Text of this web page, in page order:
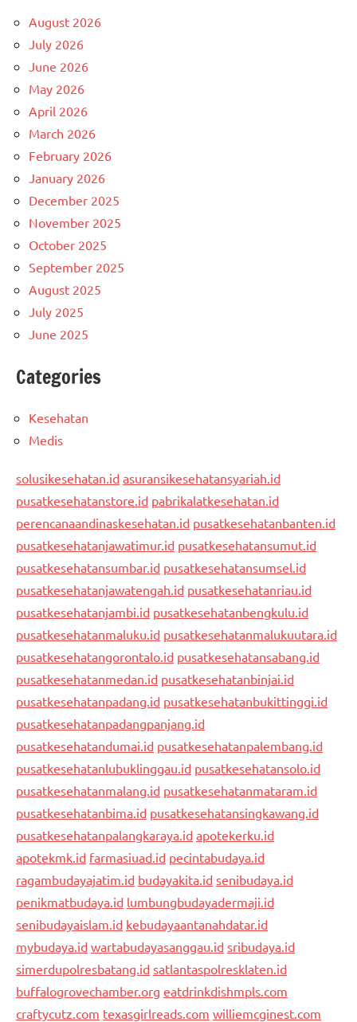
August 2026
July 2026
June 2026
May 2026
April 2026
March 2026
February 2026
January 2026
December 2025
November 2025
October 2025
September 2025
August 2025
July 2025
June 2025
Categories
Kesehatan
Medis
solusikesehatan.id asuransikesehatansyariah.id
pusatkesehatanstore.id pabrikalatkesehatan.id
perencanaandinaskesehatan.id pusatkesehatanbanten.id
pusatkesehatanjawatimur.id pusatkesehatansumut.id
pusatkesehatansumbar.id pusatkesehatansumsel.id
pusatkesehatanjawatengah.id pusatkesehatanriau.id
pusatkesehatanjambi.id pusatkesehatanbengkulu.id
pusatkesehatanmaluku.id pusatkesehatanmalukuutara.id
pusatkesehatangorontalo.id pusatkesehatansabang.id
pusatkesehatanmedan.id pusatkesehatanbinjai.id
pusatkesehatanpadang.id pusatkesehatanbukittinggi.id
pusatkesehatanpadangpanjang.id
pusatkesehatandumai.id pusatkesehatanpalembang.id
pusatkesehatanlubuklinggau.id pusatkesehatansolo.id
pusatkesehatanmalang.id pusatkesehatanmataram.id
pusatkesehatanbima.id pusatkesehatansingkawang.id
pusatkesehatanpalangkaraya.id apotekerku.id
apotekmk.id farmasiuad.id pecintabudaya.id
ragambudayajatim.id budayakita.id senibudaya.id
penikmatbudaya.id lumbungbudayadermaji.id
senibudayaislam.id kebudayaantanahdatar.id
mybudaya.id wartabudayasanggau.id sribudaya.id
simerdupolresbatang.id satlantaspolresklaten.id
buffalogrovechamber.org eatdrinkdishmpls.com
craftycutz.com texasgirlreads.com williemcginest.com